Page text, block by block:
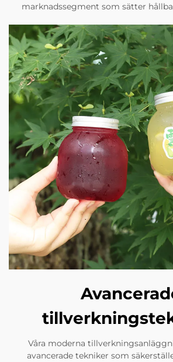
marknadssegment som sätter
Våra moderna
avancerade tekniker som